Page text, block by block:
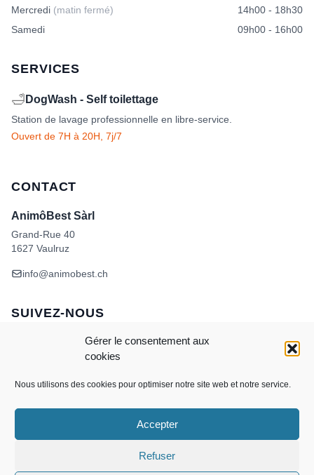
Gérer le consentement aux
cookies
Nous utilisons des cookies pour optimiser notre site web et notre service.
Accepter
Refuser
Mercredi (matin fermé)
14h00 - 18h30
Samedi
09h00 - 16h00
SERVICES
🛁 DogWash - Self toilettage
Station de lavage professionnelle en libre-service.
Ouvert de 7H à 20H, 7j/7
CONTACT
AnimôBest Sàrl
Grand-Rue 40
1627 Vaulruz
info@animobest.ch
SUIVEZ-NOUS
MasterCardCredit
POLITIQUE DE COOKIES